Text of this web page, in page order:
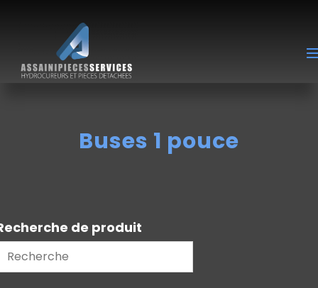
Buses 1 pouce
de produit